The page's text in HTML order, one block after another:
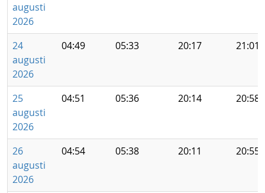
augusti
2026
24
augusti
2026
04:49 05:33 20:17 21:01
25
augusti
2026
04:51 05:36 20:14 20:58
26
augusti
2026
04:54 05:38 20:11 20:55